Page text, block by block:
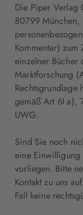
Die Piper Verlag
80799 München,
Kommentar) zum
einzelner Bücher
Marktforschung
gemäß Art 6I a),
UWG.
Sind Sie noch
eine
vorliegen. Bitte
Kontakt zu uns
Fall keine